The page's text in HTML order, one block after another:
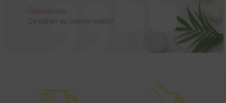
Testimoniale
Ce păreri au clienții noștri!